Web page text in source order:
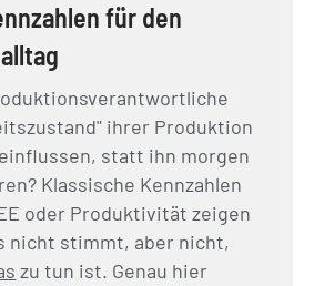
für den
ihrer Produktion
statt ihn morgen
Klassische Kennzahlen
oder Produktivität zeigen
nicht stimmt, aber nicht,
zu tun ist. Genau hier